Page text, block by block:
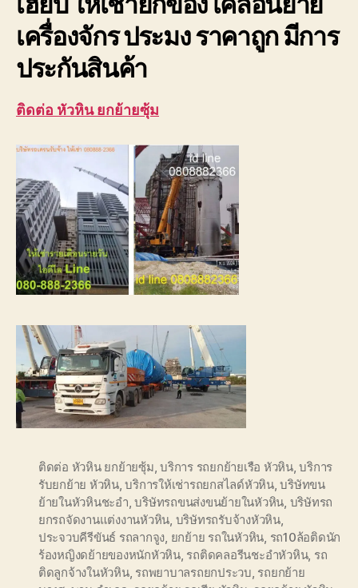
เครื่องจักร ประมง ราคาถูก มีการ
ประกันสินค้า
ติดต่อ หัวหิน ยกย้ายซุ้ม
ติดต่อ หัวหิน ยกย้ายซุ้ม,บริการ รถยกย้ายเรือ หัวหิน,บริการ
รับยกย้าย หัวหิน,บริการให้เช่ารถยกสไลด์หัวหิน,บริษัทขน
ย้ายในหัวหินชะอำ,บริษัทรถขนส่งขนย้ายในหัวหิน, บริษัทรถ
ยกรถจัดงานแต่งงานหัวหิน, บริษัทรถรับจ้างหัวหิน,
ประจวบคีรีขันธ์ รถลากจูง, ยกย้าย รถในหัวหิน, รถ10ล้อติดนัก
ร้องหญิงดย้ายของหนักหัวหิน, รถติดคลอรีนชะอำหัวหิน, รถ
ติดลูกจ้างในหัวหิน, รถพยาบาลรถยกประวบ, รถยกย้าย